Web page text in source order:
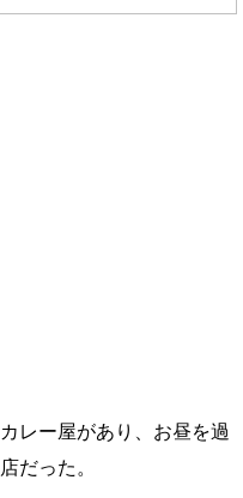
レー屋があり、お昼を過
だった。